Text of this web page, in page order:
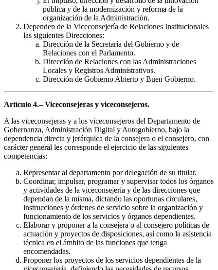
pública y de la modernización y reforma de la
organización de la Administración.
Dependen de la Viceconsejería de Relaciones Institucionales
las siguientes Direcciones:
Dirección de la Secretaría del Gobierno y de
Relaciones con el Parlamento.
Dirección de Relaciones con las Administraciones
Locales y Registros Administrativos.
Dirección de Gobierno Abierto y Buen Gobierno.
Artículo 4.– Viceconsejeras y viceconsejeros.
A las viceconsejeras y a los viceconsejeros del Departamento de
Gobernanza, Administración Digital y Autogobierno, bajo la
dependencia directa y jerárquica de la consejera o el consejero, con
carácter general les corresponde el ejercicio de las siguientes
competencias:
Representar al departamento por delegación de su titular.
Coordinar, impulsar, programar y supervisar todos los órganos
y actividades de la viceconsejería y de las direcciones que
dependan de la misma, dictando las oportunas circulares,
instrucciones y órdenes de servicio sobre la organización y
funcionamiento de los servicios y órganos dependientes.
Elaborar y proponer a la consejera o al consejero políticas de
actuación y proyectos de disposiciones, así como la asistencia
técnica en el ámbito de las funciones que tenga
encomendadas.
Proponer los proyectos de los servicios dependientes de la